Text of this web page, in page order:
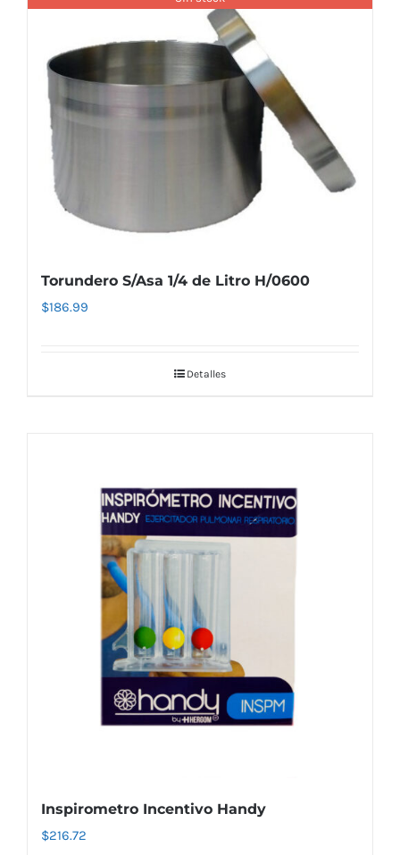
Torundero S/Asa 1/4 de Litro H/0600
$186.99
Detalles
Inspirometro Incentivo Handy
$216.72